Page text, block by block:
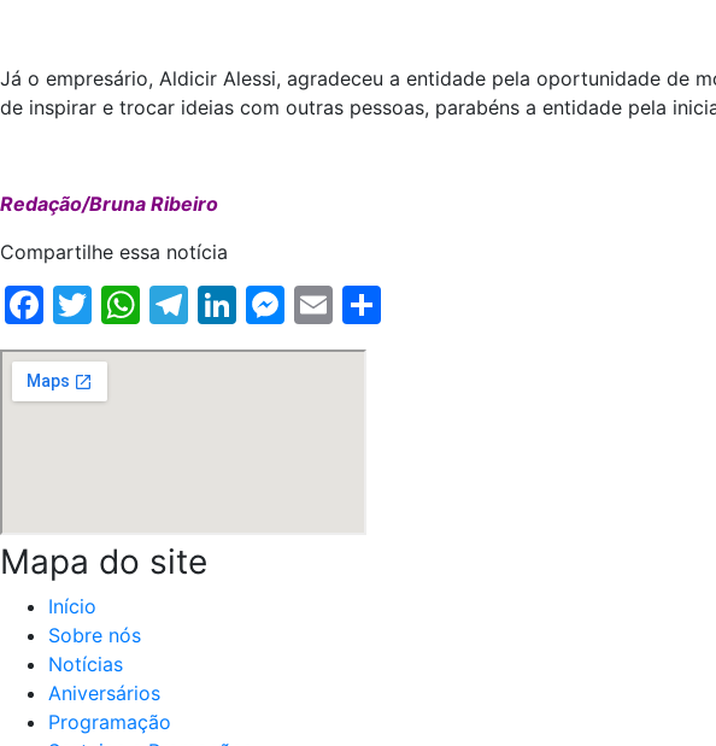
Já o empresário, Aldicir Alessi, agradeceu a entidade pela oportunidade de
de inspirar e trocar ideias com outras pessoas, parabéns a entidade pela
Redação/Bruna Ribeiro
Compartilhe essa notícia
Facebook
Twitter
WhatsApp
Telegram
LinkedIn
Messenger
Email
Mapa do site
Início
Sobre nós
Notícias
Aniversários
Programação